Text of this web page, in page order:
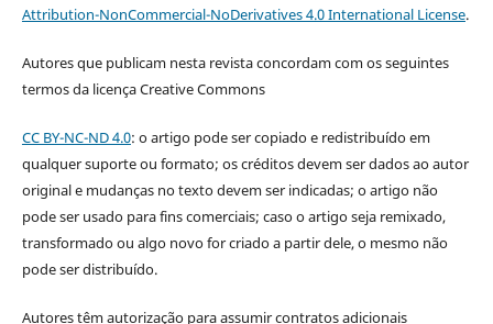
Attribution-NonCommercial-NoDerivatives 4.0 International License.
Autores que publicam nesta revista concordam com os seguintes
termos da licença Creative Commons
CC BY-NC-ND 4.0: o artigo pode ser copiado e redistribuído em
qualquer suporte ou formato; os créditos devem ser dados ao autor
original e mudanças no texto devem ser indicadas; o artigo não
pode ser usado para fins comerciais; caso o artigo seja remixado,
transformado ou algo novo for criado a partir dele, o mesmo não
pode ser distribuído.
Autores têm autorização para assumir contratos adicionais